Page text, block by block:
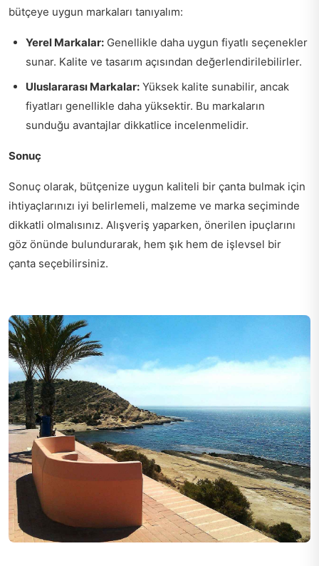
bütçeye uygun markaları tanıyalım:
Yerel Markalar: Genellikle daha uygun fiyatlı seçenekler
sunar. Kalite ve tasarım açısından değerlendirilebilirler.
Uluslararası Markalar: Yüksek kalite sunabilir, ancak
fiyatları genellikle daha yüksektir. Bu markaların
sunduğu avantajlar dikkatlice incelenmelidir.
Sonuç
Sonuç olarak, bütçenize uygun kaliteli bir çanta bulmak için
ihtiyaçlarınızı iyi belirlemeli, malzeme ve marka seçiminde
dikkatli olmalısınız. Alışveriş yaparken, önerilen ipuçlarını
göz önünde bulundurarak, hem şık hem de işlevsel bir
çanta seçebilirsiniz.